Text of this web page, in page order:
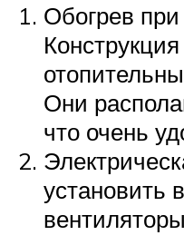
Обогрев
Они
что очень
установить